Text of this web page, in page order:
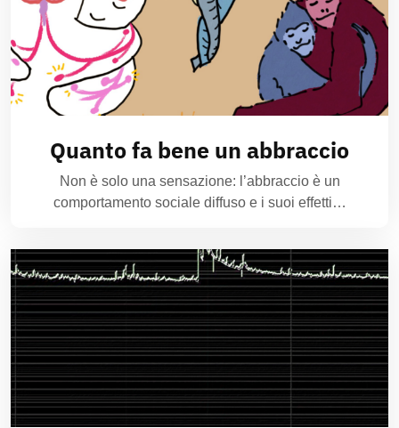
Quanto fa bene un abbraccio
Non è solo una sensazione: l’abbraccio è un
comportamento sociale diffuso e i suoi effetti…